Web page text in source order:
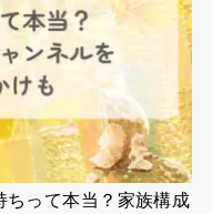
ちって本当？家族構成